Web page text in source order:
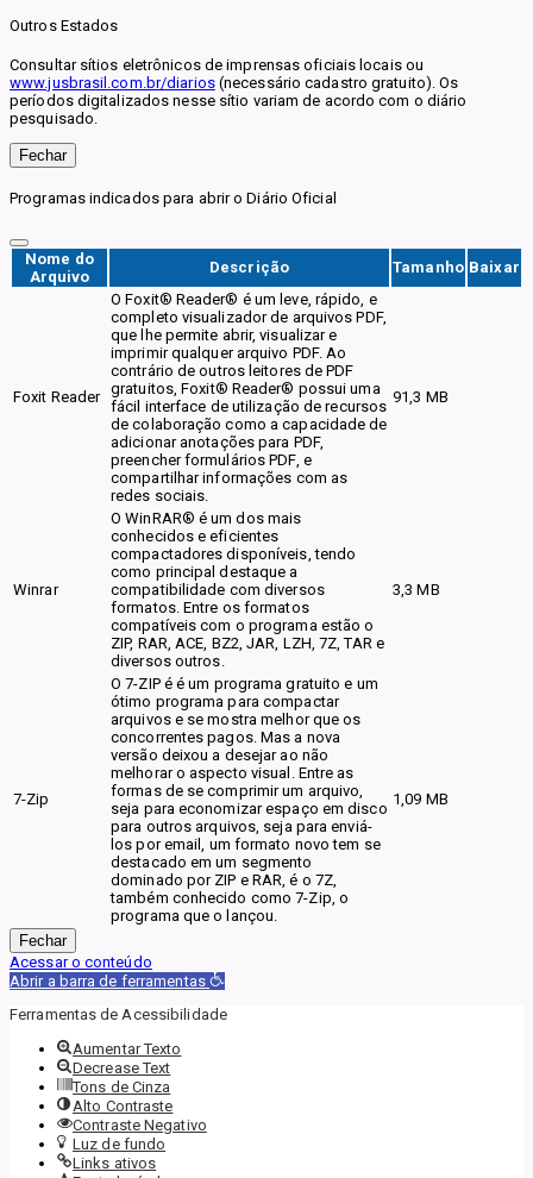
Outros Estados
Consultar sítios eletrônicos de imprensas oficiais locais ou
www.jusbrasil.com.br/diarios(necessário cadastro gratuito). Os
períodos digitalizados nesse sítio variam de acordo com o diário
pesquisado.
Fechar
Programas indicados para abrir o Diário Oficial
Nome do
Arquivo
Descrição Tamanho Baixar
Foxit Reader
O Foxit® Reader® é um leve, rápido, e
completo visualizador de arquivos PDF,
que lhe permite abrir, visualizar e
imprimir qualquer arquivo PDF. Ao
contrário de outros leitores de PDF
gratuitos, Foxit® Reader® possui uma
fácil interface de utilização de recursos
de colaboração como a capacidade de
adicionar anotações para PDF,
preencher formulários PDF, e
compartilhar informações com as
redes sociais.
91,3 MB
Winrar
O WinRAR® é um dos mais
conhecidos e eficientes
compactadores disponíveis, tendo
como principal destaque a
compatibilidade com diversos
formatos. Entre os formatos
compatíveis com o programa estão o
ZIP, RAR, ACE, BZ2, JAR, LZH, 7Z, TAR e
diversos outros.
3,3 MB
7-Zip
O 7-ZIP é é um programa gratuito e um
ótimo programa para compactar
arquivos e se mostra melhor que os
concorrentes pagos. Mas a nova
versão deixou a desejar ao não
melhorar o aspecto visual. Entre as
formas de se comprimir um arquivo,
seja para economizar espaço em disco
para outros arquivos, seja para enviá-
los por email, um formato novo tem se
destacado em um segmento
dominado por ZIP e RAR, é o 7Z,
também conhecido como 7-Zip, o
programa que o lançou.
1,09 MB
Fechar
Acessar o conteúdo
Abrir a barra de ferramentas
Ferramentas de Acessibilidade
Aumentar Texto
Decrease Text
Tons de Cinza
Alto Contraste
Contraste Negativo
Luz de fundo
Links ativos